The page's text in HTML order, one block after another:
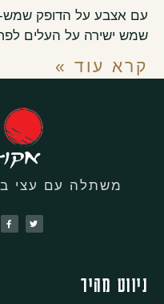
עם אצבע על הדופק שמש-
שמש ישירה על העלים
קרא עוד »
משתלה עם עצי
ניווט מהיר